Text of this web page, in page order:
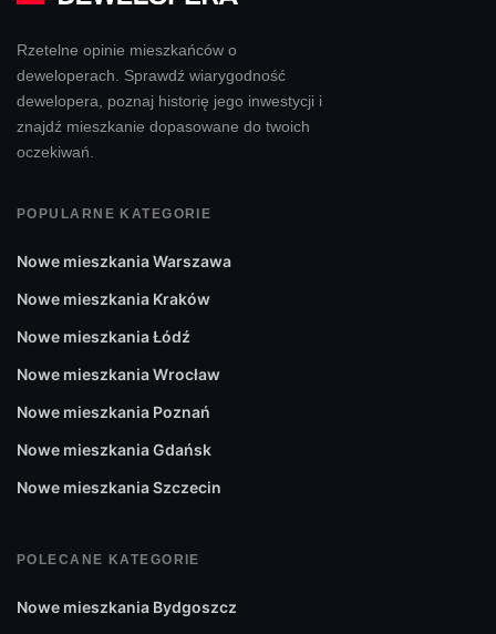
Rzetelne opinie mieszkańców o
deweloperach. Sprawdź wiarygodność
dewelopera, poznaj historię jego inwestycji i
znajdź mieszkanie dopasowane do twoich
oczekiwań.
POPULARNE KATEGORIE
Nowe mieszkania Warszawa
Nowe mieszkania Kraków
Nowe mieszkania Łódź
Nowe mieszkania Wrocław
Nowe mieszkania Poznań
Nowe mieszkania Gdańsk
Nowe mieszkania Szczecin
POLECANE KATEGORIE
Nowe mieszkania Bydgoszcz